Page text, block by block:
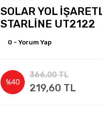
SOLAR YOL
STARLİNE UT2122
0 - Yorum Yap
%40
366,00 TL
219,60 TL